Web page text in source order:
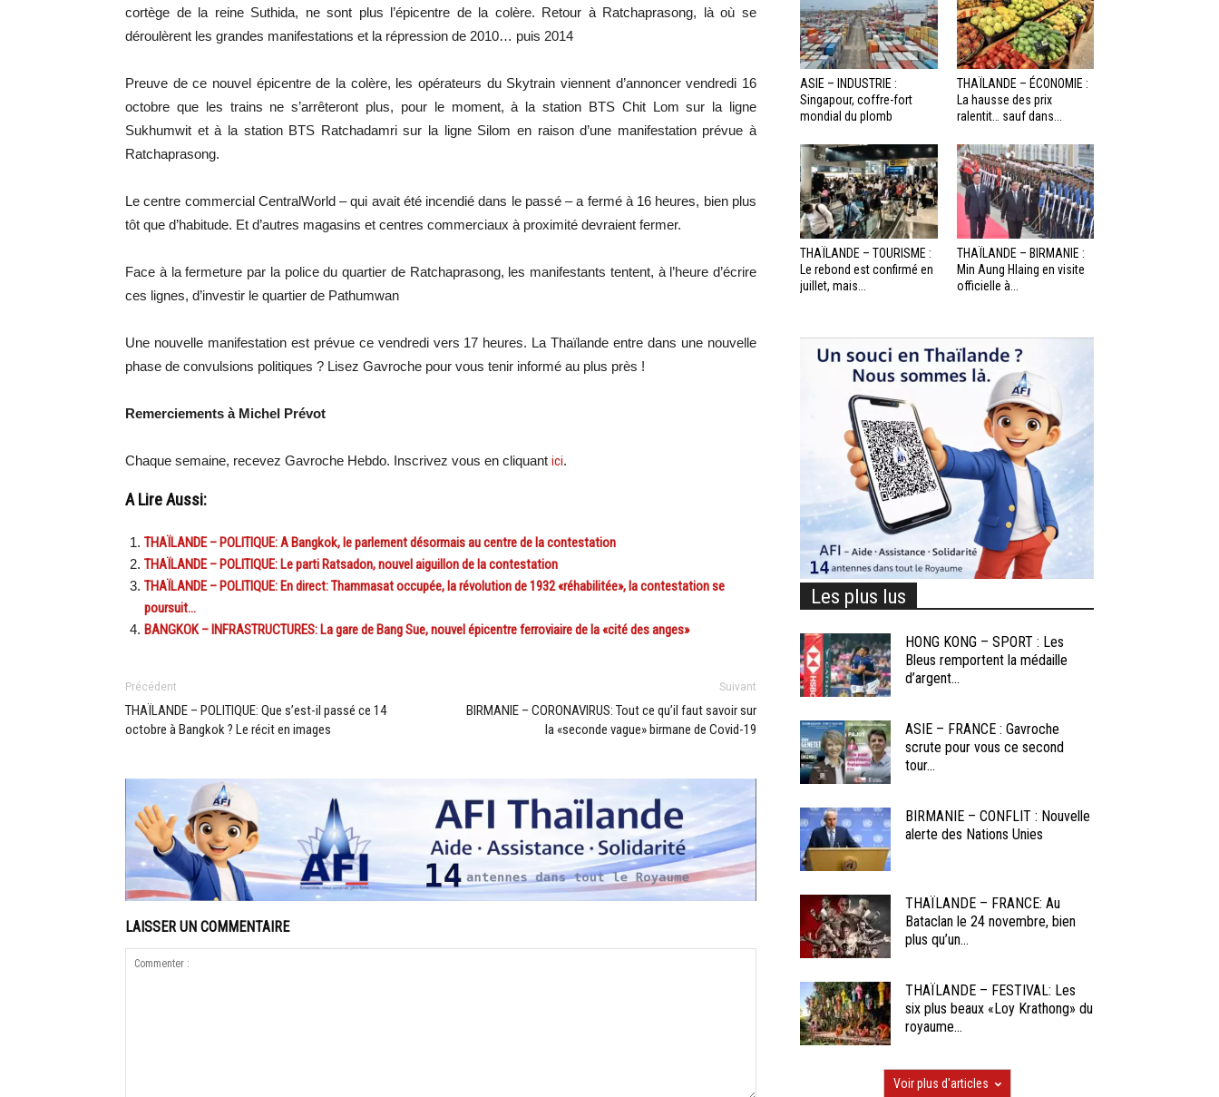
cortège de la reine Suthida, ne sont plus l’épicentre de la colère. Retour à Ratchaprasong, là où se
déroulèrent les grandes manifestations et la répression de 2010… puis 2014
Preuve de ce nouvel épicentre de la colère, les opérateurs du Skytrain viennent d’annoncer vendredi 16
octobre que les trains ne s’arrêteront plus, pour le moment, à la station BTS Chit Lom sur la ligne
Sukhumwit et à la station BTS Ratchadamri sur la ligne Silom en raison d’une manifestation prévue à
Ratchaprasong.
Le centre commercial CentralWorld – qui avait été incendié dans le passé – a fermé à 16 heures, bien plus
tôt que d’habitude. Et d’autres magasins et centres commerciaux à proximité devraient fermer.
Face à la fermeture par la police du quartier de Ratchaprasong, les manifestants tentent, à l’heure d’écrire
ces lignes, d’investir le quartier de Pathumwan
Une nouvelle manifestation est prévue ce vendredi vers 17 heures. La Thaïlande entre dans une nouvelle
phase de convulsions politiques ? Lisez Gavroche pour vous tenir informé au plus près !
Remerciements à Michel Prévot
Chaque semaine, recevez Gavroche Hebdo. Inscrivez vous en cliquant ici.
A Lire Aussi:
THAÏLANDE – POLITIQUE: A Bangkok, le parlement désormais au centre de la contestation
THAÏLANDE – POLITIQUE: Le parti Ratsadon, nouvel aiguillon de la contestation
THAÏLANDE – POLITIQUE: En direct: Thammasat occupée, la révolution de 1932 «réhabilitée», la contestation se
poursuit…
BANGKOK – INFRASTRUCTURES: La gare de Bang Sue, nouvel épicentre ferroviaire de la «cité des anges»
Précédent
THAÏLANDE – POLITIQUE: Que s’est-il passé ce 14
octobre à Bangkok ? Le récit en images
Suivant
BIRMANIE – CORONAVIRUS: Tout ce qu’il faut savoir sur
la «seconde vague» birmane de Covid-19
LAISSER UN COMMENTAIRE
ASIE – INDUSTRIE :
Singapour, coffre-fort
mondial du plomb
THAÏLANDE – ÉCONOMIE :
La hausse des prix
ralentit… sauf dans...
THAÏLANDE – TOURISME :
Le rebond est confirmé en
juillet, mais...
THAÏLANDE – BIRMANIE :
Min Aung Hlaing en visite
officielle à...
Les plus lus
HONG KONG – SPORT : Les
Bleus remportent la médaille
d’argent...
ASIE – FRANCE : Gavroche
scrute pour vous ce second
tour...
BIRMANIE – CONFLIT : Nouvelle
alerte des Nations Unies
THAÏLANDE – FRANCE: Au
Bataclan le 24 novembre, bien
plus qu’un...
THAÏLANDE – FESTIVAL: Les
six plus beaux «Loy Krathong» du
royaume...
Voir plus d'articles